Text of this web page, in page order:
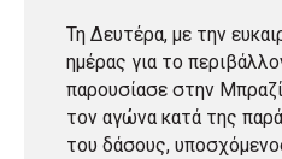
Τη Δευτέρα, με την
ημέρας για το
παρουσίασε στην
τον αγώνα κατά της
του δάσους,